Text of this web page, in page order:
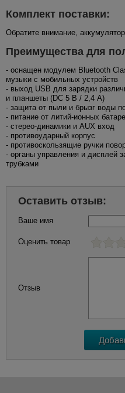
Комплект поставки:
Обратите внимание,
Преимущества для
- оснащен модулем Bluetooth
музыки с мобильных устройств
- выход USB для зарядки
и планшеты (DC 5 В / 2,4 А)
- защита от пыли и брызг воды
- питание от литий-ионных
- стерео-динамики и AUX вход
- противоударный корпус
- противоскользящие ручки
- органы управления и дисплей
трубками
Оставить отзыв:
Ваше имя
Оценить товар
Отзыв